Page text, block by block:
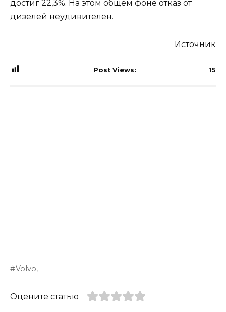
достиг 22,3%. На этом общем фоне отказ от
дизелей неудивителен.
Источник
Post Views: 15
Volvo,
Оцените статью